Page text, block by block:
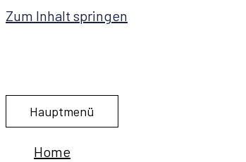
Zum Inhalt springen
Hauptmenü
Home